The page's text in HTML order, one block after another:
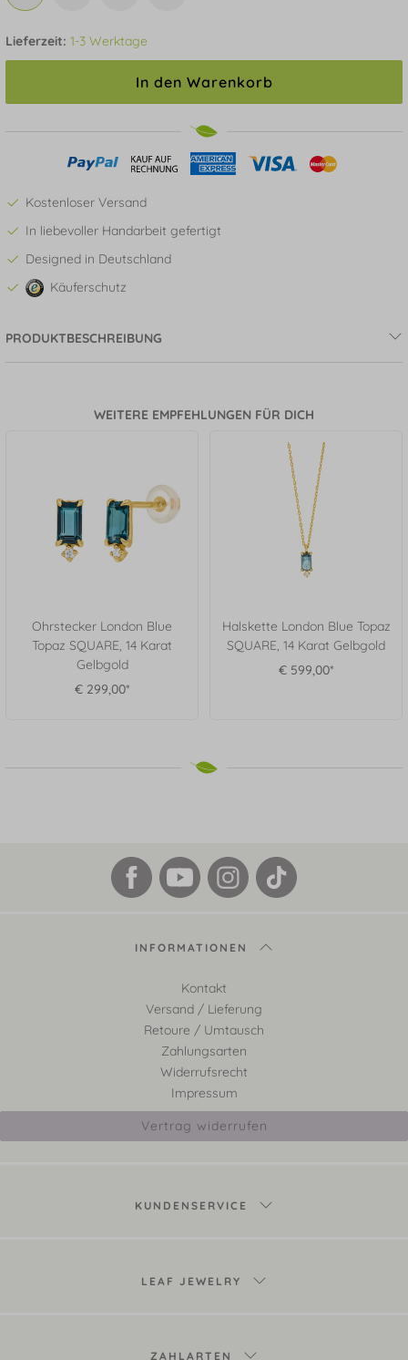
Lieferzeit: 1-3 Werktage
In den Warenkorb
Kostenloser Versand
In liebevoller Handarbeit gefertigt
Designed in Deutschland
Käuferschutz
PRODUKTBESCHREIBUNG
WEITERE EMPFEHLUNGEN FÜR DICH
Ohrstecker London Blue
Topaz SQUARE, 14 Karat
Gelbgold
€ 299,00*
Halskette London Blue Topaz
SQUARE, 14 Karat Gelbgold
€ 599,00*
INFORMATIONEN
Kontakt
Versand / Lieferung
Retoure / Umtausch
Zahlungsarten
Widerrufsrecht
Impressum
Vertrag widerrufen
KUNDENSERVICE
LEAF JEWELRY
ZAHLARTEN